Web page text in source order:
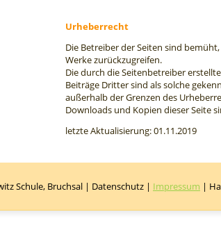
Urheberrecht
Die Betreiber der Seiten sind
Werke zurückzugreifen.
Die durch die Seitenbetreiber
Beiträge Dritter sind als solche
außerhalb der Grenzen des
Downloads und Kopien dieser Seite
letzte Aktualisierung: 01.11.2019
Schule, Bruchsal | Datenschutz | Impressum |